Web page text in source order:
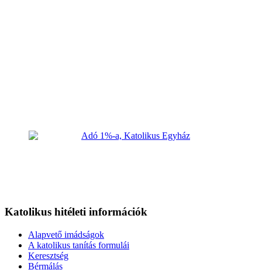
Katolikus hitéleti információk
Alapvető imádságok
A katolikus tanítás formulái
Keresztség
Bérmálás